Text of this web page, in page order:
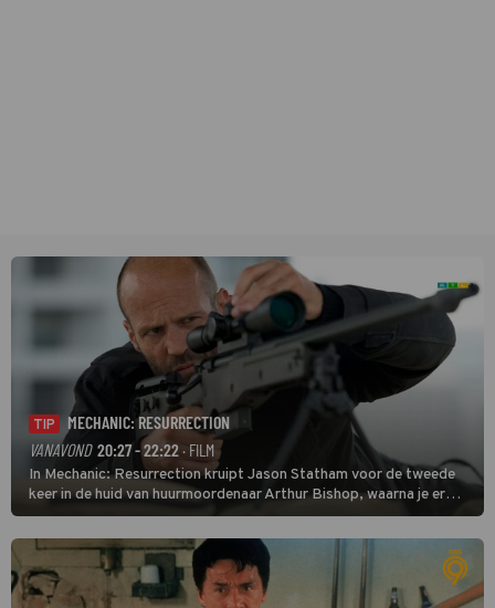
TIP
MECHANIC: RESURRECTION
VANAVOND 20:27 - 22:22· FILM
In Mechanic: Resurrection kruipt Jason Statham voor de tweede
keer in de huid van huurmoordenaar Arthur Bishop, waarna je er
donder op kunt zeggen dat er van Bishops geplande pensioen niet
veel terechtkomt.